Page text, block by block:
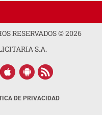
RESERVADOS ©2026
S.A.
DE PRIVACIDAD